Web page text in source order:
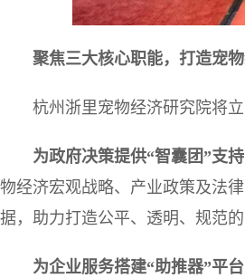
聚焦三大核心职能，打造宠
杭州浙里宠物经济研究院将
为政府决策提供“智囊团”支持
物经济宏观战略、产业政策及法
据，助力打造公平、透明、规范的
为企业服务搭建“助推器”平台